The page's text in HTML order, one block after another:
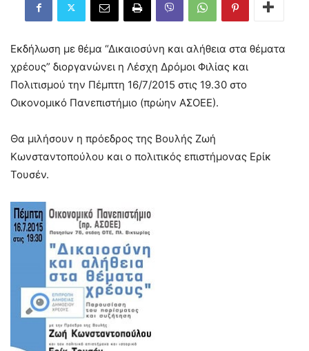
Εκδήλωση με θέμα “Δικαιοσύνη και αλήθεια στα θέματα
χρέους” διοργανώνει η Λέσχη Δρόμοι Φιλίας και
Πολιτισμού την Πέμπτη 16/7/2015 στις 19.30 στο
Οικονομικό Πανεπιστήμιο (πρώην ΑΣΟΕΕ).
Θα μιλήσουν η πρόεδρος της Βουλής Ζωή
Κωνσταντοπούλου και ο πολιτικός επιστήμονας Ερίκ
Τουσέν.